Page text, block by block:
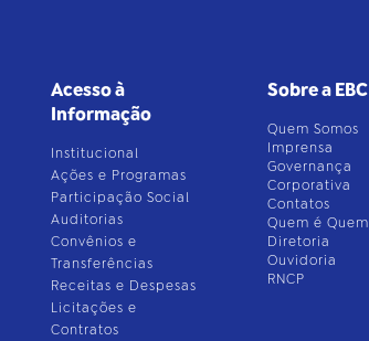
Acesso à
Informação
Institucional
Ações e Programas
Participação Social
Auditorias
Convênios e
Transferências
Receitas e Despesas
Licitações e
Contratos
Sobre a EBC
Quem Somos
Imprensa
Governança
Corporativa
Contatos
Quem é Quem
Diretoria
Ouvidoria
RNCP